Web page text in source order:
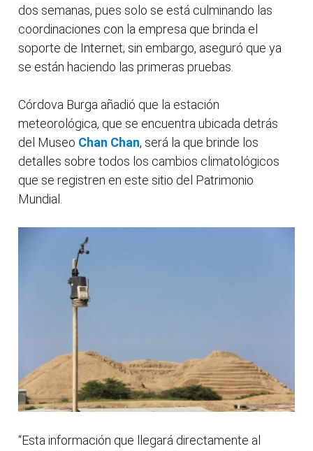
dos semanas, pues solo se está culminando las
coordinaciones con la empresa que brinda el
soporte de Internet; sin embargo, aseguró que ya
se están haciendo las primeras pruebas.
Córdova Burga añadió que la estación
meteorológica, que se encuentra ubicada detrás
del Museo Chan Chan, será la que brinde los
detalles sobre todos los cambios climatológicos
que se registren en este sitio del Patrimonio
Mundial.
“Esta información que llegará directamente al